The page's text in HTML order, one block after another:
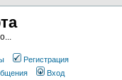
Регистрация
Вход